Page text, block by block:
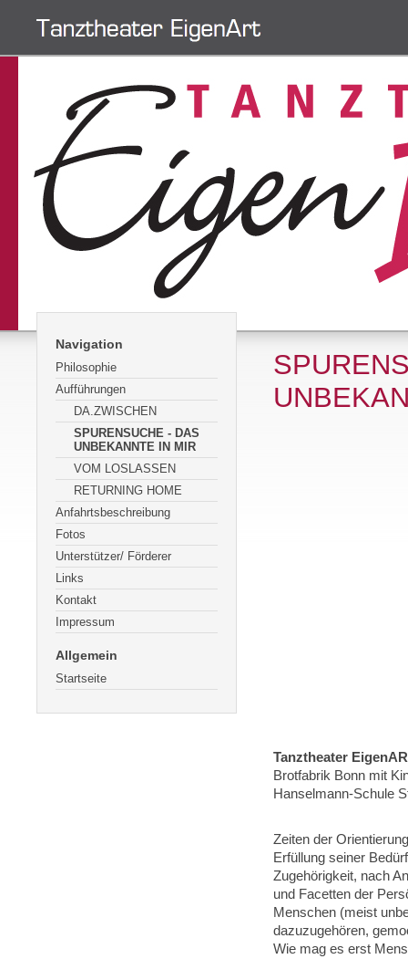
Navigation
Philosophie
Aufführungen
DA.ZWISCHEN
SPURENSUCHE - DAS
UNBEKANNTE IN MIR
VOM LOSLASSEN
RETURNING HOME
Anfahrtsbeschreibung
Fotos
Unterstützer/ Förderer
Links
Kontakt
Impressum
Allgemein
Startseite
Tanztheater
Brotfabrik Bonn mit
Hanselmann-Schule
Zeiten der
Erfüllung seiner
Zugehörigkeit, nach
und Facetten der
Menschen (meist
dazuzugehören,
Wie mag es erst